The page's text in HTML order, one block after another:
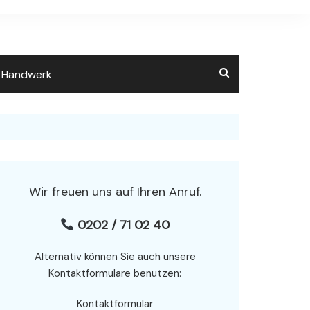
Wir freuen uns auf Ihren Anruf.
0202 / 71 02 40
Alternativ können Sie auch unsere
Kontaktformulare benutzen:
Kontaktformular